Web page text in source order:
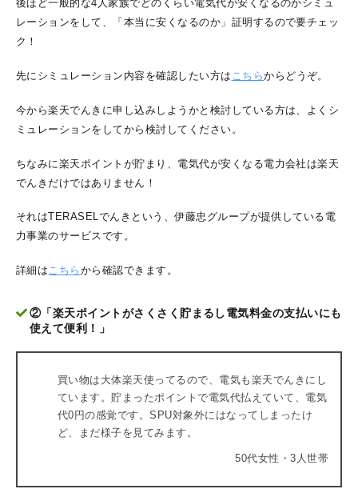
後ほど一般的な4人家族でどのくらい電気代が安くなるのかシミュ
レーションをして、「本当に安くなるのか」証明するので要チェッ
ク！
先にシミュレーション内容を確認したい方は こちらからどうぞ。
今から楽天でんきに申し込みしようかと検討している方は、よくシ
ミュレーションをしてから検討してください。
ちなみに楽天ポイントが貯まり、電気代が安くなる電力会社は楽天
でんきだけではありません！
それはTERASELでんきという、伊藤忠グループが提供している電
力事業のサービスです。
詳細はこちら から確認できます。
②「楽天ポイントがさくさく貯まるし電気料金の支払いにも
使えて便利！」
買い物は大体楽天使ってるので、電気も楽天でんきにし
ています。貯まったポイントで電気代払えていて、電気
代0円の感覚です。SPU対象外にはなってしまったけ
ど、まだ様子を見てみます。
50代女性・3人世帯